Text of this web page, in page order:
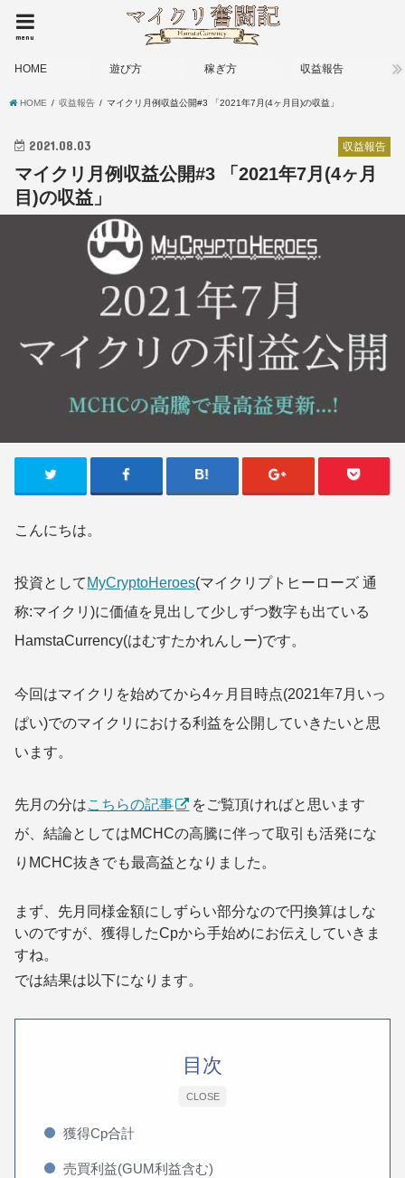
menu
HOME 遊び方 稼ぎ方 収益報告
HOME 収益報告 マイクリ月例収益公開#3 「2021年7月(4ヶ月目)の収益」
収益報告
2021.08.03
マイクリ月例収益公開#3 「2021年7月(4ヶ月
目)の収益」
こんにちは。
投資としてMyCryptoHeroes(マイクリプトヒーローズ 通
称:マイクリ)に価値を見出して少しずつ数字も出ている
HamstaCurrency(はむすたかれんしー)です。
今回はマイクリを始めてから4ヶ月目時点(2021年7月いっ
ぱい)でのマイクリにおける利益を公開していきたいと思
います。
先月の分はこちらの記事
をご覧頂ければと思います
が、結論としてはMCHCの高騰に伴って取引も活発にな
りMCHC抜きでも最高益となりました。
まず、先月同様金額にしずらい部分なので円換算はしな
いのですが、獲得したCpから手始めにお伝えしていきま
すね。
では結果は以下になります。
CLOSE
目次
獲得Cp合計
売買利益(GUM利益含む)